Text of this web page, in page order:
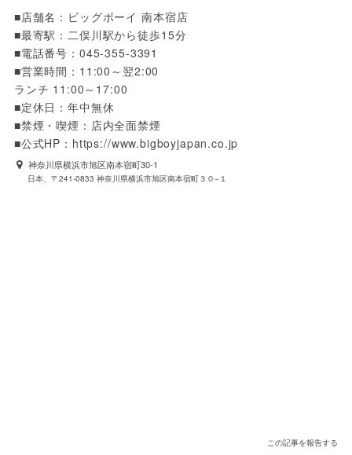
■店舗名：ビッグボーイ 南本宿店
■最寄駅：二俣川駅から徒歩15分
■電話番号：045-355-3391
■営業時間：11:00～翌2:00
ランチ 11:00～17:00
■定休日：年中無休
■禁煙・喫煙：店内全面禁煙
■公式HP：https://www.bigboyjapan.co.jp
神奈川県横浜市旭区南本宿町30-1
日本、〒241-0833 神奈川県横浜市旭区南本宿町３０−１
この記事を報告する